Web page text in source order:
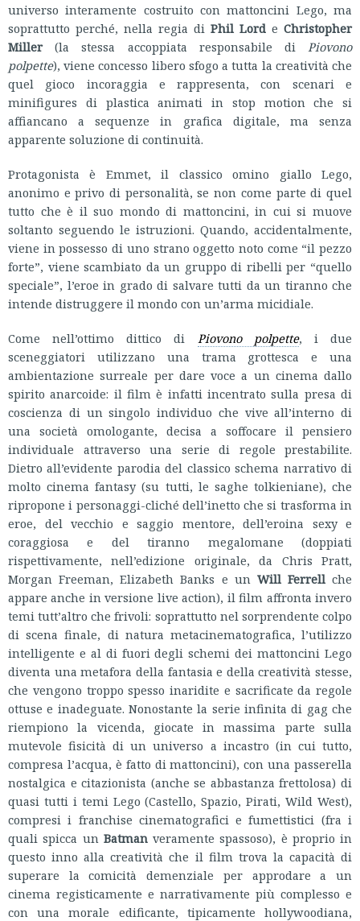
universo interamente costruito con mattoncini Lego, ma
soprattutto perché, nella regia di Phil Lord e Christopher
Miller(la stessa accoppiata responsabile di Piovono
polpette), viene concesso libero sfogo a tutta la creatività che
quel gioco incoraggia e rappresenta, con scenari e
minifigures di plastica animati in stop motion che si
affiancano a sequenze in grafica digitale, ma senza
apparente soluzione di continuità.
Protagonista è Emmet, il classico omino giallo Lego,
anonimo e privo di personalità, se non come parte di quel
tutto che è il suo mondo di mattoncini, in cui si muove
soltanto seguendo le istruzioni. Quando, accidentalmente,
viene in possesso di uno strano oggetto noto come “il pezzo
forte”, viene scambiato da un gruppo di ribelli per “quello
speciale”, l’eroe in grado di salvare tutti da un tiranno che
intende distruggere il mondo con un’arma micidiale.
Come nell’ottimo dittico di Piovono polpette, i due
sceneggiatori utilizzano una trama grottesca e una
ambientazione surreale per dare voce a un cinema dallo
spirito anarcoide: il film è infatti incentrato sulla presa di
coscienza di un singolo individuo che vive all’interno di
una società omologante, decisa a soffocare il pensiero
individuale attraverso una serie di regole prestabilite.
Dietro all’evidente parodia del classico schema narrativo di
molto cinema fantasy (su tutti, le saghe tolkieniane), che
ripropone i personaggi-cliché dell’inetto che si trasforma in
eroe, del vecchio e saggio mentore, dell’eroina sexy e
coraggiosa e del tiranno megalomane (doppiati
rispettivamente, nell’edizione originale, da Chris Pratt,
Morgan Freeman, Elizabeth Banks e un Will Ferrellche
appare anche in versione live action), il film affronta invero
temi tutt’altro che frivoli: soprattutto nel sorprendente colpo
di scena finale, di natura metacinematografica, l’utilizzo
intelligente e al di fuori degli schemi dei mattoncini Lego
diventa una metafora della fantasia e della creatività stesse,
che vengono troppo spesso inaridite e sacrificate da regole
ottuse e inadeguate. Nonostante la serie infinita di gag che
riempiono la vicenda, giocate in massima parte sulla
mutevole fisicità di un universo a incastro (in cui tutto,
compresa l’acqua, è fatto di mattoncini), con una passerella
nostalgica e citazionista (anche se abbastanza frettolosa) di
quasi tutti i temi Lego (Castello, Spazio, Pirati, Wild West),
compresi i franchise cinematografici e fumettistici (fra i
quali spicca un Batmanveramente spassoso), è proprio in
questo inno alla creatività che il film trova la capacità di
superare la comicità demenziale per approdare a un
cinema registicamente e narrativamente più complesso e
con una morale edificante, tipicamente hollywoodiana,